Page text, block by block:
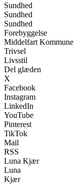
Sundhed
Sundhed
Sundhed
Forebyggelse
Middelfart Kommune
Trivsel
Livsstil
Del glæden
X
Facebook
Instagram
LinkedIn
YouTube
Pinterest
TikTok
Mail
RSS
Luna Kjær
Luna
Kjær